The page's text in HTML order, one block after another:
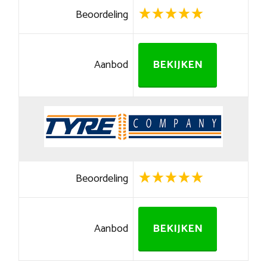
Beoordeling
Aanbod BEKIJKEN
Beoordeling
Aanbod BEKIJKEN